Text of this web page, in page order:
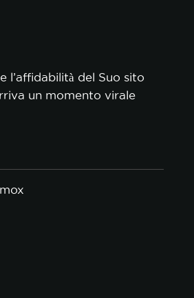
l’affidabilità del Suo sito
un momento virale